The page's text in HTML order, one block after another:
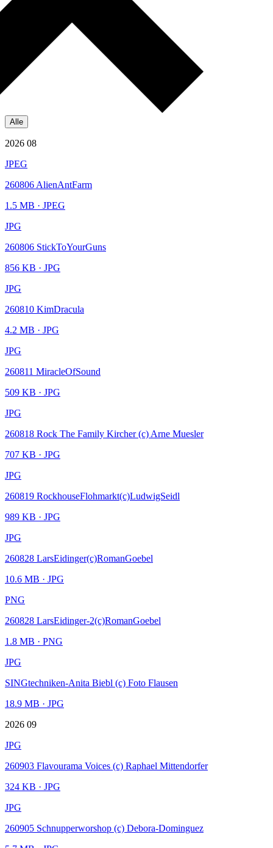
Alle
2026 08
JPEG
260806 AlienAntFarm
1.5 MB · JPEG
JPG
260806 StickToYourGuns
856 KB · JPG
JPG
260810 KimDracula
4.2 MB · JPG
JPG
260811 MiracleOfSound
509 KB · JPG
JPG
260818 Rock The Family Kircher (c) Arne Muesler
707 KB · JPG
JPG
260819 RockhouseFlohmarkt(c)LudwigSeidl
989 KB · JPG
JPG
260828 LarsEidinger(c)RomanGoebel
10.6 MB · JPG
PNG
260828 LarsEidinger-2(c)RomanGoebel
1.8 MB · PNG
JPG
SINGtechniken-Anita Biebl (c) Foto Flausen
18.9 MB · JPG
2026 09
JPG
260903 Flavourama Voices (c) Raphael Mittendorfer
324 KB · JPG
JPG
260905 Schnupperworshop (c) Debora-Dominguez